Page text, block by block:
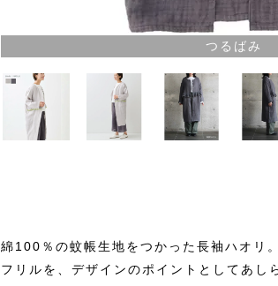
つるばみ
綿100％の蚊帳生地をつかった長袖ハオリ
フリルを、デザインのポイントとしてあし